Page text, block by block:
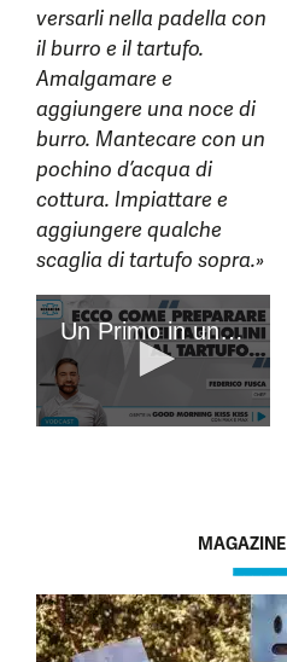
versarli nella padella con
il burro e il tartufo.
Amalgamare e
aggiungere una noce di
burro. Mantecare con un
pochino d’acqua di
cottura. Impiattare e
aggiungere qualche
scaglia di tartufo sopra.»
MAGAZINE